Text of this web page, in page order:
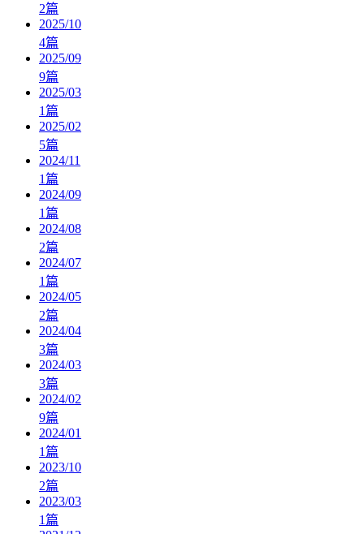
2篇
2025/10
4篇
2025/09
9篇
2025/03
1篇
2025/02
5篇
2024/11
1篇
2024/09
1篇
2024/08
2篇
2024/07
1篇
2024/05
2篇
2024/04
3篇
2024/03
3篇
2024/02
9篇
2024/01
1篇
2023/10
2篇
2023/03
1篇